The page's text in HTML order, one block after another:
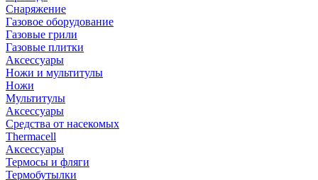
Снаряжение
Газовое оборудование
Газовые грили
Газовые плитки
Аксессуары
Ножи и мультитулы
Ножи
Мультитулы
Аксессуары
Средства от насекомых
Thermacell
Аксессуары
Термосы и фляги
Термобутылки